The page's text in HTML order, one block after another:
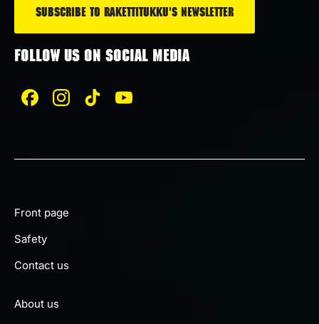
FOLLOW US ON SOCIAL MEDIA
Front page
Safety
Contact us
About us